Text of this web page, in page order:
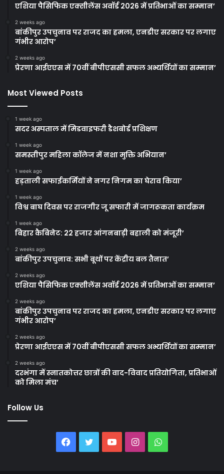
एशिया पैसिफिक एक्सीलेंस अवॉर्ड 2026 में प्रतिभाओं का सम्मान’
2 weeks ago
बांकीपुर उपचुनाव पर राजद का हमला, एनडीए सरकार पर लगाए
गंभीर आरोप’
2 weeks ago
प्रेरणा आईएएस में 70वीं बीपीएससी सफल अभ्यर्थियों का सम्मान’
Most Viewed Posts
1 week ago
सदर अस्पताल में मिडवाइफरी डैशबोर्ड प्रशिक्षण
1 week ago
समस्तीपुर महिला कॉलेज में नशा मुक्ति अभियान’
1 week ago
हड़ताली सफाईकर्मियों ने नगर निगम का घेराव किया’
1 week ago
विश्व बाघ दिवस पर राजगीर जू सफारी में जागरूकता कार्यक्रम
1 week ago
बिहार कैबिनेट: 22 हजार आंगनबाड़ी बहाली को मंजूरी’
2 weeks ago
बांकीपुर उपचुनाव: सभी बूथों पर केंद्रीय बल तैनात’
2 weeks ago
एशिया पैसिफिक एक्सीलेंस अवॉर्ड 2026 में प्रतिभाओं का सम्मान’
2 weeks ago
बांकीपुर उपचुनाव पर राजद का हमला, एनडीए सरकार पर लगाए
गंभीर आरोप’
2 weeks ago
प्रेरणा आईएएस में 70वीं बीपीएससी सफल अभ्यर्थियों का सम्मान’
2 weeks ago
दरभंगा में स्नातकोत्तर छात्रों की वाद-विवाद प्रतियोगिता, प्रतिभाओं
को मिला मंच’
Follow Us
Facebook
TwitterYouTubeInstagramWhatsApp